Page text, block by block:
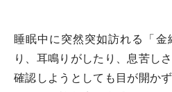
睡眠中に突然突如訪れる「金
り、耳鳴りがしたり、息苦し
確認しようとしても目が開か